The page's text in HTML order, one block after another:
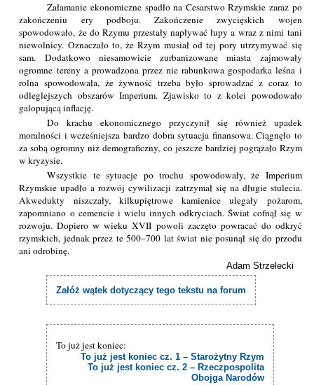
Załamanie ekonomiczne spadło na Cesarstwo Rzymskie zaraz po
zakończeniu ery podboju. Zakończenie zwycięskich wojen
spowodowało, że do Rzymu przestały napływać łupy a wraz z nimi tani
niewolnicy. Oznaczało to, że Rzym musiał od tej pory utrzymywać się
sam. Dodatkowo niesamowicie zurbanizowane miasta zajmowały
ogromne tereny a prowadzona przez nie rabunkowa gospodarka leśna i
rolna spowodowała, że żywność trzeba było sprowadzać z coraz to
odleglejszych obszarów Imperium. Zjawisko to z kolei powodowało
galopującą inflację.
Do krachu ekonomicznego przyczynił się również upadek
moralności i wcześniejsza bardzo dobra sytuacja finansowa. Ciągnęło to
za sobą ogromny niż demograficzny, co jeszcze bardziej pogrążało Rzym
w kryzysie.
Wszystkie te sytuacje po trochu spowodowały, że Imperium
Rzymskie upadło a rozwój cywilizacji zatrzymał się na długie stulecia.
Akwedukty niszczały, kilkupiętrowe kamienice ulegały pożarom,
zapomniano o cemencie i wielu innych odkryciach. Świat cofnął się w
rozwoju. Dopiero w wieku XVII powoli zaczęto powracać do odkryć
rzymskich, jednak przez te 500–700 lat świat nie posunął się do przodu
ani odrobinę.
Adam Strzelecki
Załóż wątek dotyczący tego tekstu na forum
To już jest koniec:
To już jest koniec cz. 1 – Starożytny Rzym
To już jest koniec cz. 2 – Rzeczpospolita
Obojga Narodów